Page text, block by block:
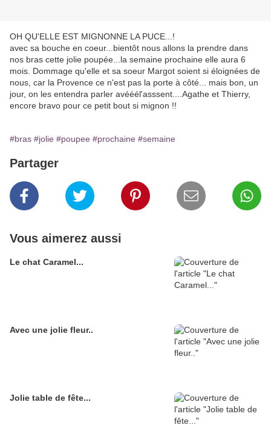
OH QU'ELLE EST MIGNONNE LA PUCE...!
avec sa bouche en coeur...bientôt nous allons la prendre dans
nos bras cette jolie poupée...la semaine prochaine elle aura 6
mois. Dommage qu'elle et sa soeur Margot soient si éloignées de
nous, car la Provence ce n'est pas la porte à côté... mais bon, un
jour, on les entendra parler avééél'asssent....Agathe et Thierry,
encore bravo pour ce petit bout si mignon !!
#bras #jolie #poupee #prochaine #semaine
Partager
Vous aimerez aussi
Le chat Caramel...
Avec une jolie fleur..
Jolie table de fête...